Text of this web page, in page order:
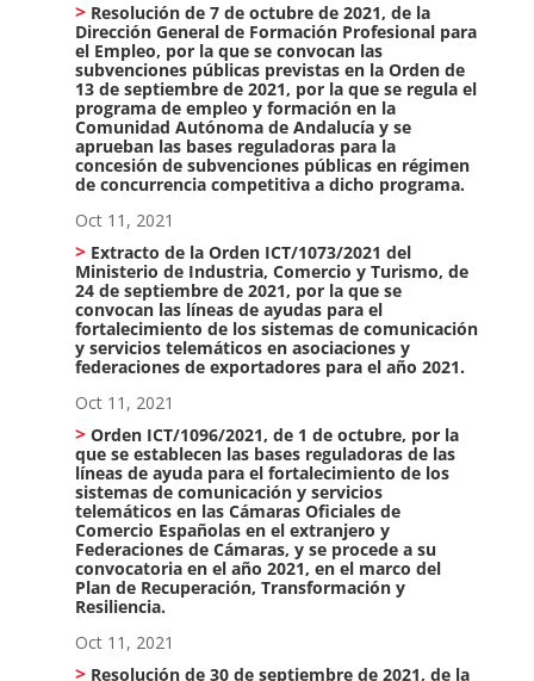
Resolución de 7 de octubre de 2021, de la
Dirección General de Formación Profesional para
el Empleo, por la que se convocan las
subvenciones públicas previstas en la Orden de
13 de septiembre de 2021, por la que se regula el
programa de empleo y formación en la
Comunidad Autónoma de Andalucía y se
aprueban las bases reguladoras para la
concesión de subvenciones públicas en régimen
de concurrencia competitiva a dicho programa.
Oct 11, 2021
Extracto de la Orden ICT/1073/2021 del
Ministerio de Industria, Comercio y Turismo, de
24 de septiembre de 2021, por la que se
convocan las líneas de ayudas para el
fortalecimiento de los sistemas de comunicación
y servicios telemáticos en asociaciones y
federaciones de exportadores para el año 2021.
Oct 11, 2021
Orden ICT/1096/2021, de 1 de octubre, por la
que se establecen las bases reguladoras de las
líneas de ayuda para el fortalecimiento de los
sistemas de comunicación y servicios
telemáticos en las Cámaras Oficiales de
Comercio Españolas en el extranjero y
Federaciones de Cámaras, y se procede a su
convocatoria en el año 2021, en el marco del
Plan de Recuperación, Transformación y
Resiliencia.
Oct 11, 2021
Resolución de 30 de septiembre de 2021, de la